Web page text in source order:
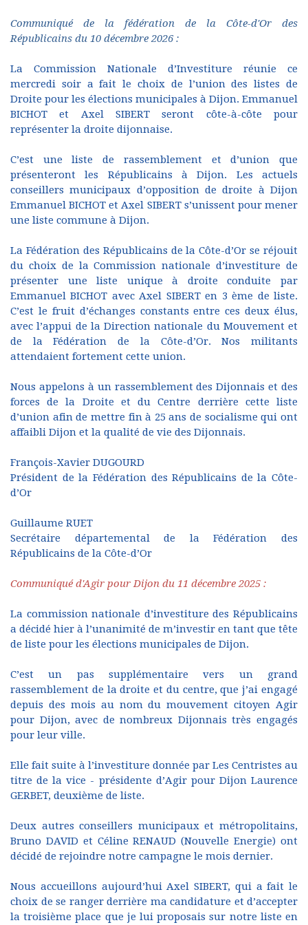
Communiqué de la fédération de la Côte-d'Or des
Républicains du 10 décembre 2026 :
La Commission Nationale d’Investiture réunie ce
mercredi soir a fait le choix de l’union des listes de
Droite pour les élections municipales à Dijon. Emmanuel
BICHOT et Axel SIBERT seront côte-à-côte pour
représenter la droite dijonnaise.
C’est une liste de rassemblement et d’union que
présenteront les Républicains à Dijon. Les actuels
conseillers municipaux d’opposition de droite à Dijon
Emmanuel BICHOT et Axel SIBERT s’unissent pour mener
une liste commune à Dijon.
La Fédération des Républicains de la Côte-d’Or se réjouit
du choix de la Commission nationale d’investiture de
présenter une liste unique à droite conduite par
Emmanuel BICHOT avec Axel SIBERT en 3 ème de liste.
C’est le fruit d’échanges constants entre ces deux élus,
avec l’appui de la Direction nationale du Mouvement et
de la Fédération de la Côte-d’Or. Nos militants
attendaient fortement cette union.
Nous appelons à un rassemblement des Dijonnais et des
forces de la Droite et du Centre derrière cette liste
d’union afin de mettre fin à 25 ans de socialisme qui ont
affaibli Dijon et la qualité de vie des Dijonnais.
François-Xavier DUGOURD
Président de la Fédération des Républicains de la Côte-
d’Or
Guillaume RUET
Secrétaire départemental de la Fédération des
Républicains de la Côte-d’Or
Communiqué d'Agir pour Dijon du 11 décembre 2025 :
La commission nationale d’investiture des Républicains
a décidé hier à l’unanimité de m’investir en tant que tête
de liste pour les élections municipales de Dijon.
C’est un pas supplémentaire vers un grand
rassemblement de la droite et du centre, que j’ai engagé
depuis des mois au nom du mouvement citoyen Agir
pour Dijon, avec de nombreux Dijonnais très engagés
pour leur ville.
Elle fait suite à l’investiture donnée par Les Centristes au
titre de la vice - présidente d’Agir pour Dijon Laurence
GERBET, deuxième de liste.
Deux autres conseillers municipaux et métropolitains,
Bruno DAVID et Céline RENAUD (Nouvelle Energie) ont
décidé de rejoindre notre campagne le mois dernier.
Nous accueillons aujourd’hui Axel SIBERT, qui a fait le
choix de se ranger derrière ma candidature et d’accepter
la troisième place que je lui proposais sur notre liste en